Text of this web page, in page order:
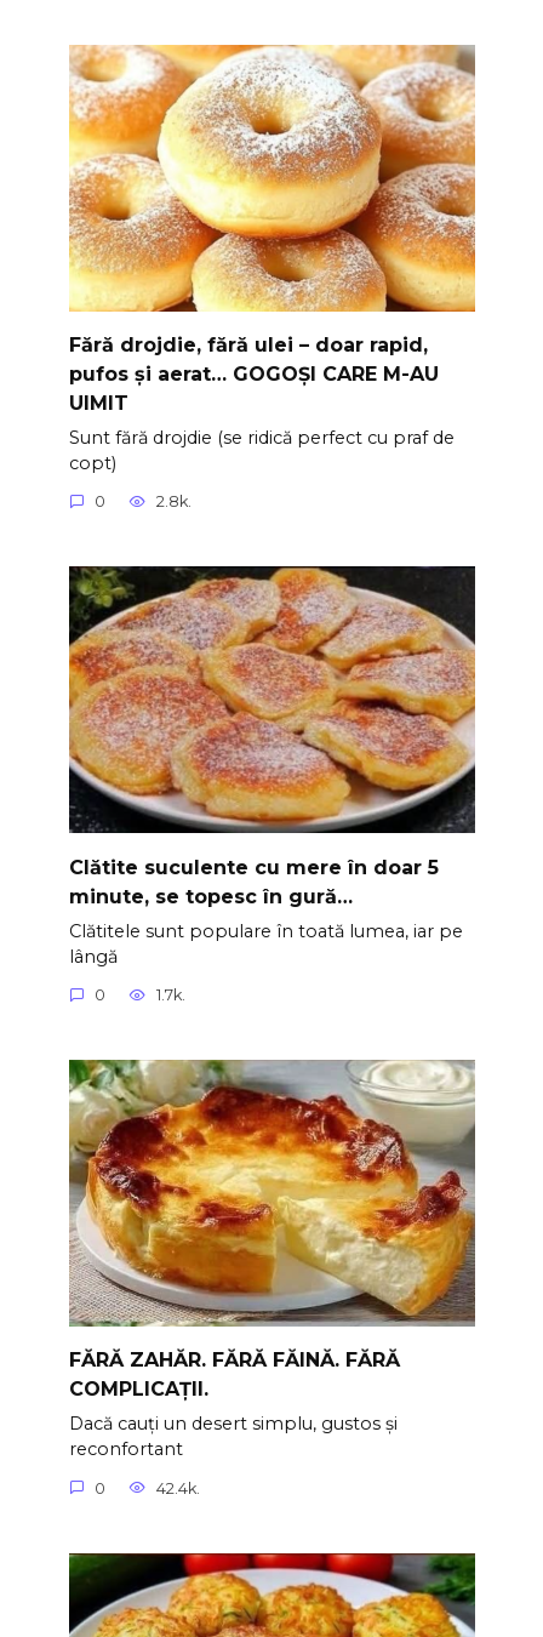
Fără drojdie, fără ulei – doar rapid,
pufos și aerat… GOGOȘI CARE M-AU
UIMIT
Sunt fără drojdie (se ridică perfect cu praf de
copt)
0 2.8k.
Clătite suculente cu mere în doar 5
minute, se topesc în gură…
Clătitele sunt populare în toată lumea, iar pe
lângă
0 1.7k.
FĂRĂ ZAHĂR. FĂRĂ FĂINĂ. FĂRĂ
COMPLICAȚII.
Dacă cauți un desert simplu, gustos și
reconfortant
0 42.4k.